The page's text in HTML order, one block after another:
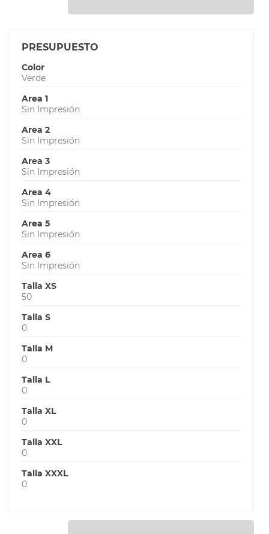
PRESUPUESTO
Color
Verde
Area 1
Sin Impresión
Area 2
Sin Impresión
Area 3
Sin Impresión
Area 4
Sin Impresión
Area 5
Sin Impresión
Area 6
Sin Impresión
Talla XS
50
Talla S
0
Talla M
0
Talla L
0
Talla XL
0
Talla XXL
0
Talla XXXL
0